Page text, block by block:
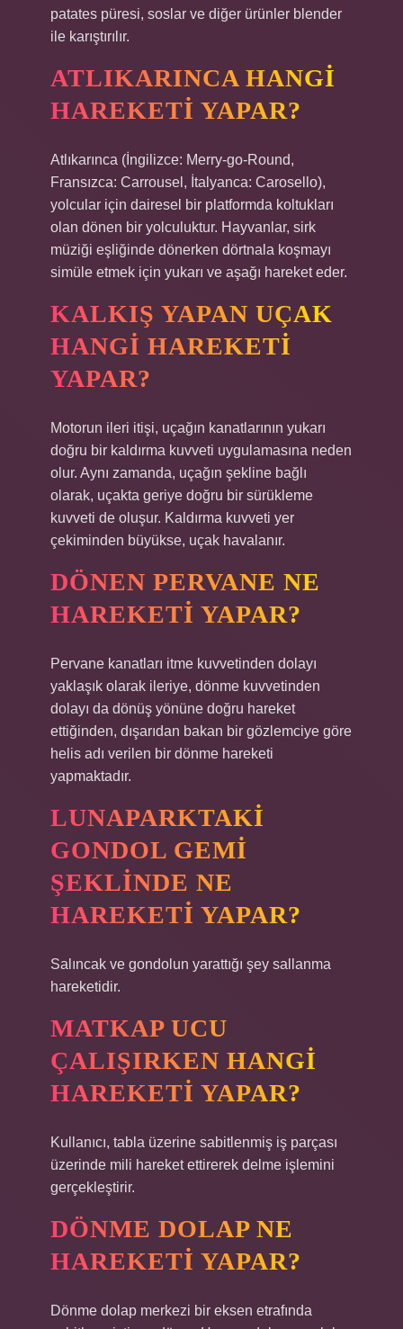
patates püresi, soslar ve diğer ürünler blender
ile karıştırılır.
ATLIKARINCA HANGI
HAREKETI YAPAR?
Atlıkarınca (İngilizce: Merry-go-Round,
Fransızca: Carrousel, İtalyanca: Carosello),
yolcular için dairesel bir platformda koltukları
olan dönen bir yolculuktur. Hayvanlar, sirk
müziği eşliğinde dönerken dörtnala koşmayı
simüle etmek için yukarı ve aşağı hareket eder.
KALKIŞ YAPAN UÇAK
HANGI HAREKETI
YAPAR?
Motorun ileri itişi, uçağın kanatlarının yukarı
doğru bir kaldırma kuvveti uygulamasına neden
olur. Aynı zamanda, uçağın şekline bağlı
olarak, uçakta geriye doğru bir sürükleme
kuvveti de oluşur. Kaldırma kuvveti yer
çekiminden büyükse, uçak havalanır.
DÖNEN PERVANE NE
HAREKETI YAPAR?
Pervane kanatları itme kuvvetinden dolayı
yaklaşık olarak ileriye, dönme kuvvetinden
dolayı da dönüş yönüne doğru hareket
ettiğinden, dışarıdan bakan bir gözlemciye göre
helis adı verilen bir dönme hareketi
yapmaktadır.
LUNAPARKTAKI
GONDOL GEMI
ŞEKLINDE NE
HAREKETI YAPAR?
Salıncak ve gondolun yarattığı şey sallanma
hareketidir.
MATKAP UCU
ÇALIŞIRKEN HANGI
HAREKETI YAPAR?
Kullanıcı, tabla üzerine sabitlenmiş iş parçası
üzerinde mili hareket ettirerek delme işlemini
gerçekleştirir.
DÖNME DOLAP NE
HAREKETI YAPAR?
Dönme dolap merkezi bir eksen etrafında